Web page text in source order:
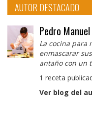
AUTOR DESTACADO
Pedro
La cocina para
enmascarar
antaño con un
1 receta
Ver blog del